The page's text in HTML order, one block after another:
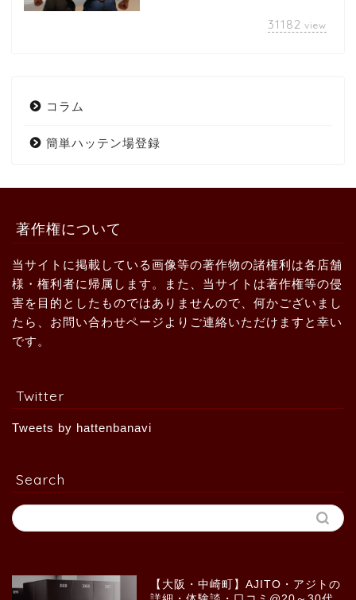
31182 view
コラム
簡単ハッテン場登録
著作権について
当サイトに掲載している画像等の著作物の諸権利は各店舗
様・権利者に帰属します。また、当サイトは著作権等の侵
害を目的としたものではありませんので、何かございまし
たら、お問い合わせページよりご連絡いただけますと幸い
です。
Twitter
Tweets by hattenbanavi
Search
【大阪・中崎町】AJITO・アジトの